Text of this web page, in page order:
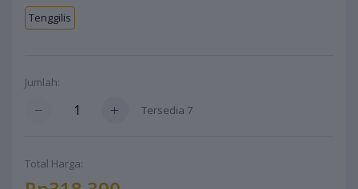
Tenggilis
Jumlah:
Tersedia 7
Total Harga: